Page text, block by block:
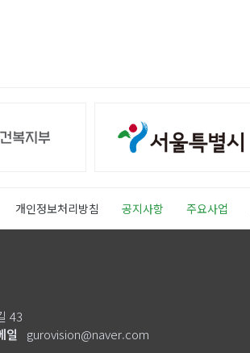
개인정보처리방침 공지사항 주요사업
43
일 gurovision@naver.com